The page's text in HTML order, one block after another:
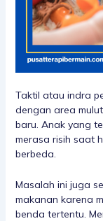
Taktil atau indra
dengan area
baru. Anak yang
merasa risih saat
berbeda.
Masalah ini juga
makanan karena
benda tertentu.